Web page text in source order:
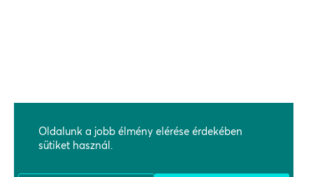
ADATKEZELÉSI ÉS ADATVÉDELMI TÁJÉKOZTATÓ
BEJELENTÉSI RENDSZEREK
Oldalunk a jobb élmény elérése érdekében
sütiket használ.